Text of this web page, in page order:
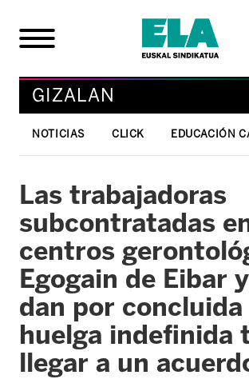
GIZALAN
NOTICIAS CLICK EDUCACIÓN
Las trabajadoras
subcontratadas
centros
Egogain de Eibar
dan por concluida
huelga indefinida
llegar a un